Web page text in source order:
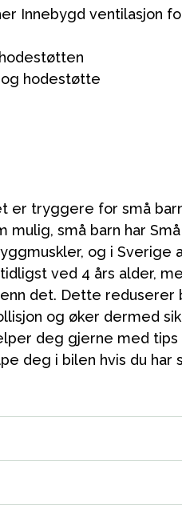
Innebygd ventilasjon
hodestøtte
er tryggere for små
mulig, små barn har
og i Sverige
ved 4 års alder,
det. Dette reduserer
og øker dermed
deg gjerne med
deg i bilen hvis du har
Kampanjer
Tips om gaver
Våre favoritter
Varemerker
vår